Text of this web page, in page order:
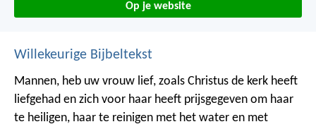
Op je website
Willekeurige Bijbeltekst
Mannen, heb uw vrouw lief, zoals Christus de kerk heeft
liefgehad en zich voor haar heeft prijsgegeven om haar
te heiligen, haar te reinigen met het water en met